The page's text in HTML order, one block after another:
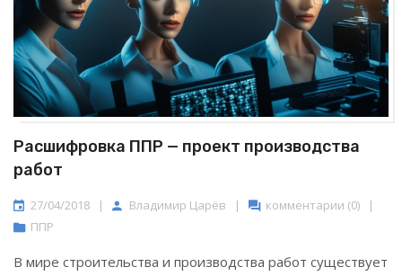
Расшифровка ППР — проект производства
работ
27/04/2018 | Владимир Царёв | комментарии (0)
|
ППР
В мире строительства и производства работ существует